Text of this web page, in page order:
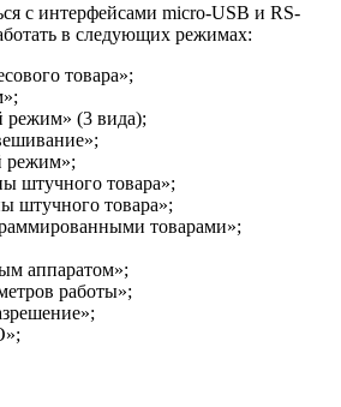
с интерфейсами micro-USB и RS-
в следующих режимах:
товара»;
режим» (3 вида);
режим»;
штучного товара»;
штучного товара»;
товарами»;
аппаратом»;
работы»;